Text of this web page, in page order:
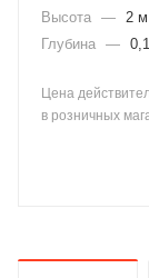
Высота — 2 м
Глубина —
Цена
в розничных